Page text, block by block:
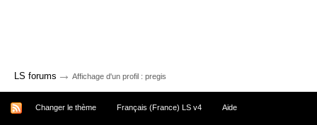
LS forums → Affichage d'un profil : pregis
Changer le thème Français (France) LS v4 Aide